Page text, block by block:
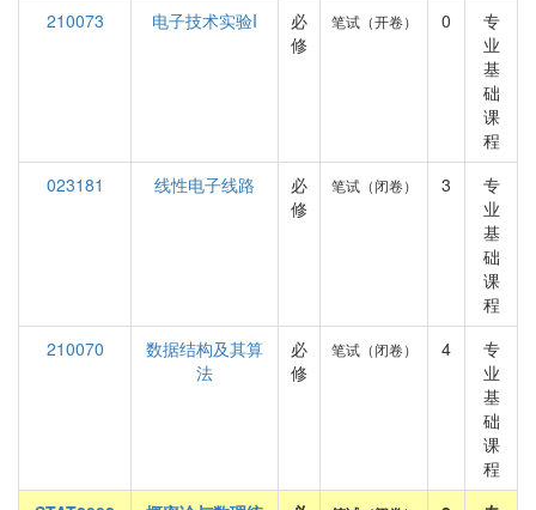
210073
电子技术实验I
必
修
笔试（开卷） 0
专
业
基
础
课
程
023181
线性电子线路
必
修
笔试（闭卷） 3
专
业
基
础
课
程
210070
数据结构及其算
法
必
修
笔试（闭卷） 4
专
业
基
础
课
程